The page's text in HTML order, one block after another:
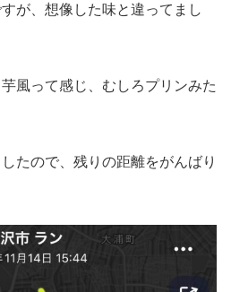
が、想像した味と違ってまし
風って感じ、むしろプリンみた
たので、残りの距離をがんばり